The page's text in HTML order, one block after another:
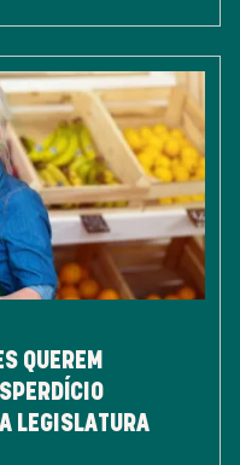
QUEREM
LEGISLATURA